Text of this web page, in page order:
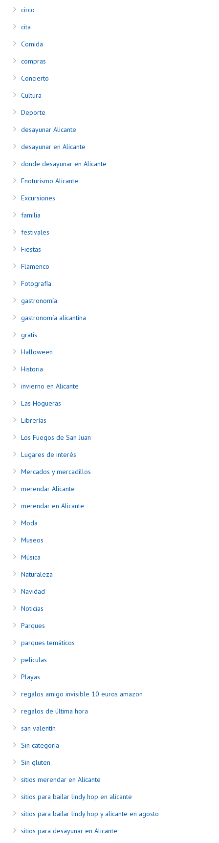
circo
cita
Comida
compras
Concierto
Cultura
Deporte
desayunar Alicante
desayunar en Alicante
donde desayunar en Alicante
Enoturismo Alicante
Excursiones
familia
festivales
Fiestas
Flamenco
Fotografía
gastronomía
gastronomía alicantina
gratis
Halloween
Historia
invierno en Alicante
Las Hogueras
Librerías
Los Fuegos de San Juan
Lugares de interés
Mercados y mercadillos
merendar Alicante
merendar en Alicante
Moda
Museos
Música
Naturaleza
Navidad
Noticias
Parques
parques temáticos
películas
Playas
regalos amigo invisible 10 euros amazon
regalos de última hora
san valentín
Sin categoría
Sin gluten
sitios merendar en Alicante
sitios para bailar lindy hop en alicante
sitios para bailar lindy hop y alicante en agosto
sitios para desayunar en Alicante